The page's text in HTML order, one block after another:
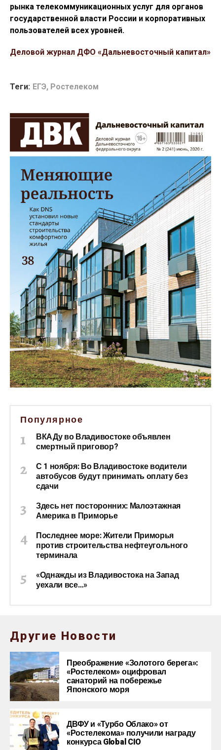
рынка телекоммуникационных услуг для органов
государственной власти России и корпоративных
пользователей всех уровней.
Деловой журнал ДФО «Дальневосточный капитал»
Теги: ЕГЭ, Ростелеком
Популярное
ВКАДу во Владивостоке объявлен
смертный приговор?
С 1 ноября: Во Владивостоке водители
автобусов будут принимать оплату без
сдачи
Здесь нет посторонних: Малоэтажная
Америка в Приморье
Последнее море: Жители Приморья
против строительства нефтеугольного
терминала
«Однажды из Владивостока на Запад
уехали все…»
Другие Новости
Преображение «Золотого берега»:
«Ростелеком» оцифровал
санаторий на побережье
Японского моря
ДВФУ и «Турбо Облако» от
«Ростелекома» получили награду
конкурса Global CIO